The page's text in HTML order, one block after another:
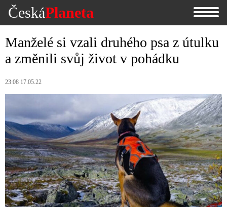
ČeskáPlaneta
Manželé si vzali druhého psa z útulku
a změnili svůj život v pohádku
23:08 17.05.22